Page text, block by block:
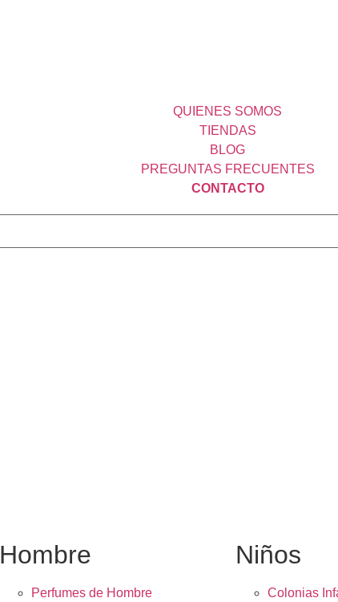
QUIENES SOMOS
TIENDAS
BLOG
PREGUNTAS FRECUENTES
CONTACTO
Hombre
Perfumes de Hombre
Niños
Colonias